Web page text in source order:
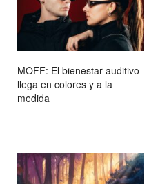
MOFF: El bienestar auditivo
llega en colores y a la
medida